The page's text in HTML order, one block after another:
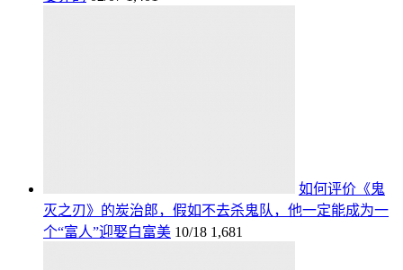
如何评价《鬼
灭之刃》的炭治郎，假如不去杀鬼队，他一定能成为一
个“富人”迎娶白富美 10/18 1,681